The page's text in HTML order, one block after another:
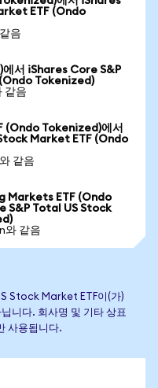
ETF (Ondo
음
서 iShares Core S&P
Tokenized)
같음
(Ondo Tokenized)에서
Market ETF (Ondo
같음
Markets ETF (Ondo
S&P Total US Stock
와 같음
Stock Market ETF이(가)
니다. 회사명 및 기타 상표
사용됩니다.